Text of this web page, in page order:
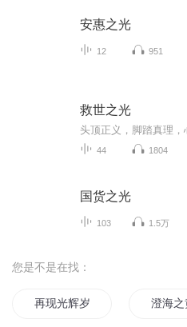
安惠之光
12 951
救世之光
44 1804
国货之光
103 1.5万
您是不是在找：
再现光辉岁月 澄海之